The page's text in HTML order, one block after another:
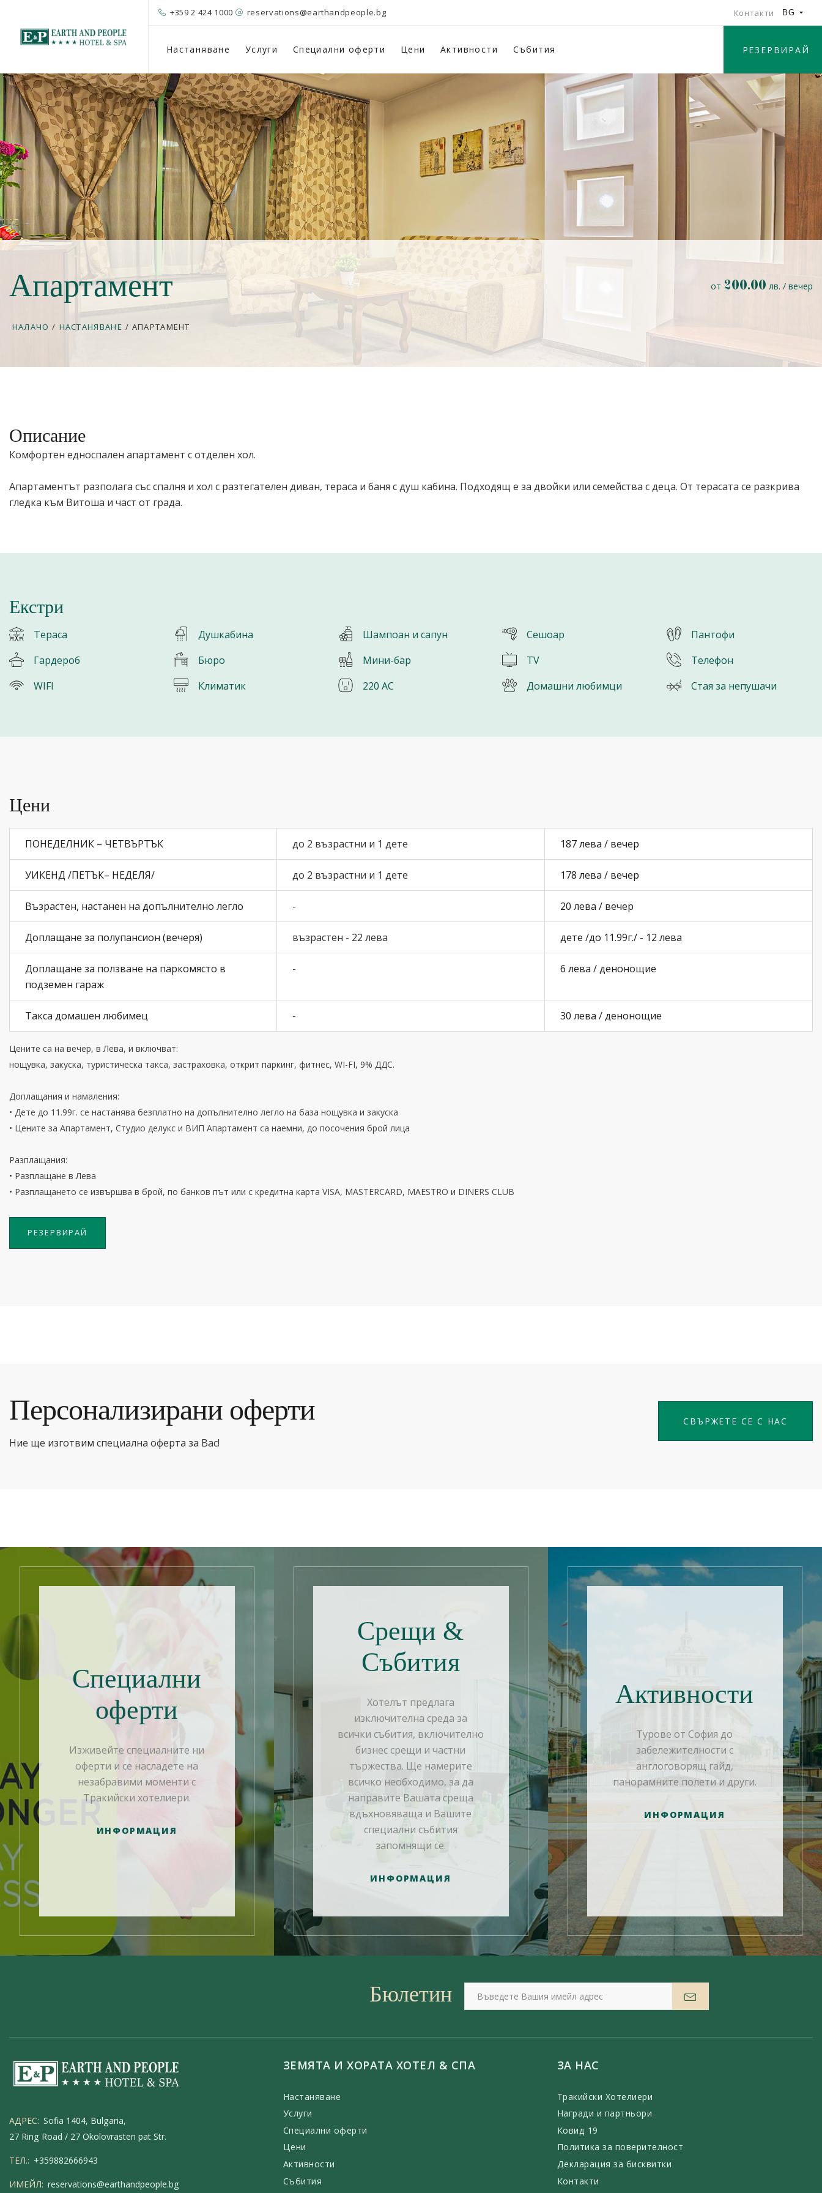
+359 2 424 1000 reservations@earthandpeople.bg Контакти BG
Настаняване Услуги Специални оферти Цени Активности Събития РЕЗЕРВИРАЙ
Апартамент от 200.00 лв. / вечер
НАЛАЧО / НАСТАНЯВАНЕ / АПАРТАМЕНТ
Описание
Комфортен едноспален апартамент с отделен хол.
Апартаментът разполага със спалня и хол с разтегателен диван, тераса и баня с душ кабина. Подходящ е за двойки или семейства с деца. От терасата се разкрива
гледка към Витоша и част от града.
Екстри
Тераса Душкабина Шампоан и сапун Сешоар
Пантофи
Гардероб
Бюро Мини-бар TV
Телефон
WIFI
Климатик 220 AC Домашни любимци Стая за непушачи
Цени
ПОНЕДЕЛНИК – ЧЕТВЪРТЪК до 2 възрастни и 1 дете 187 лева / вечер
УИКЕНД /ПЕТЪК– НЕДЕЛЯ/ до 2 възрастни и 1 дете 178 лева / вечер
Възрастен, настанен на допълнително легло - 20 лева / вечер
Доплащане за полупансион (вечеря) възрастен - 22 лева дете /до 11.99г./ - 12 лева
Доплащане за ползване на паркомясто в
подземен гараж
- 6 лева / денонощие
Такса домашен любимец - 30 лева / денонощие
Цените са на вечер, в Лева, и включват:
нощувка, закуска, туристическа такса, застраховка, открит паркинг, фитнес, WI-FI, 9% ДДС.
Доплащания и намаления:
• Дете до 11.99г. се настанява безплатно на допълнително легло на база нощувка и закуска
• Цените за Апартамент, Студио делукс и ВИП Апартамент са наемни, до посочения брой лица
Разплащания:
• Разплащане в Лева
• Разплащането се извършва в брой, по банков път или с кредитна карта VISA, MASTERCARD, MAESTRO и DINERS CLUB
РЕЗЕРВИРАЙ
Персонализирани оферти
Ние ще изготвим специална оферта за Вас!
СВЪРЖЕТЕ СЕ С НАС
Специални
оферти
Изживейте специалните ни
оферти и се насладете на
незабравими моменти с
Тракийски хотелиери.
ИНФОРМАЦИЯ
Срещи &
Събития
Хотелът предлага
изключителна среда за
всички събития, включително
бизнес срещи и частни
тържества. Ще намерите
всичко необходимо, за да
направите Вашата среща
вдъхновяваща и Вашите
специални събития
запомнящи се.
ИНФОРМАЦИЯ
Активности
Турове от София до
забележителности с
англоговорящ гайд,
панорамните полети и други.
ИНФОРМАЦИЯ
Бюлетин
АДРЕС: Sofia 1404, Bulgaria,
27 Ring Road / 27 Okolovrasten pat Str.
ТЕЛ.: +359882666943
ИМЕЙЛ: reservations@earthandpeople.bg
ЗЕМЯТА И ХОРАТА ХОТЕЛ & СПА
Настаняване
Услуги
Специални оферти
Цени
Активности
Събития
ЗА НАС
Тракийски Хотелиери
Награди и партньори
Ковид 19
Политика за поверителност
Декларация за бисквитки
Контакти